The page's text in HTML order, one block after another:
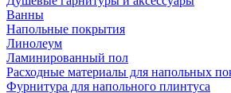
Ванны
Напольные покрытия
Линолеум
Ламинированный пол
Расходные материалы для напольных
Фурнитура для напольного плинтуса